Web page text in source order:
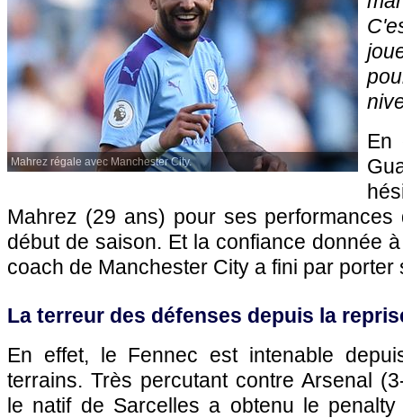
Mahrez régale avec Manchester City.
En
Mahrez (29 ans) pour ses
début de saison. Et la confiance donnée
coach de Manchester City a fini par porter
La terreur des défenses depuis la
En effet, le Fennec est intenable
terrains. Très percutant contre Arsenal
le natif de Sarcelles a obtenu le